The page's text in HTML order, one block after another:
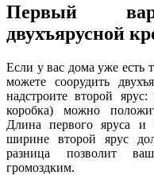
Первый
двухъярусной
Если у вас дома уже есть
можете соорудить
надстроите второй
коробка) можно
Длина первого яруса
ширине второй ярус
разница позволит
громоздким.